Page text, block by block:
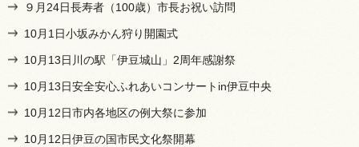
９月24日長寿者（100歳）市長お祝い訪問
10月1日小坂みかん狩り開園式
10月13日川の駅「伊豆城山」2周年感謝祭
10月13日安全安心ふれあいコンサートin伊豆中央
10月12日市内各地区の例大祭に参加
10月12日伊豆の国市民文化祭開幕